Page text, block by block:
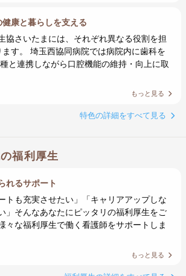
康と暮らしを支える
協さいたまには、それぞれ異なる役割を担
す。 埼玉西協同病院では病院内に歯科を
と連携しながら口腔機能の維持・向上に取
もっと見る
特色の詳細をすべて見る
福利厚生
れるサポート
トも充実させたい」「キャリアアップしな
」そんなあなたにピッタリの福利厚生をご
々な福利厚生で働く看護師をサポートしま
もっと見る